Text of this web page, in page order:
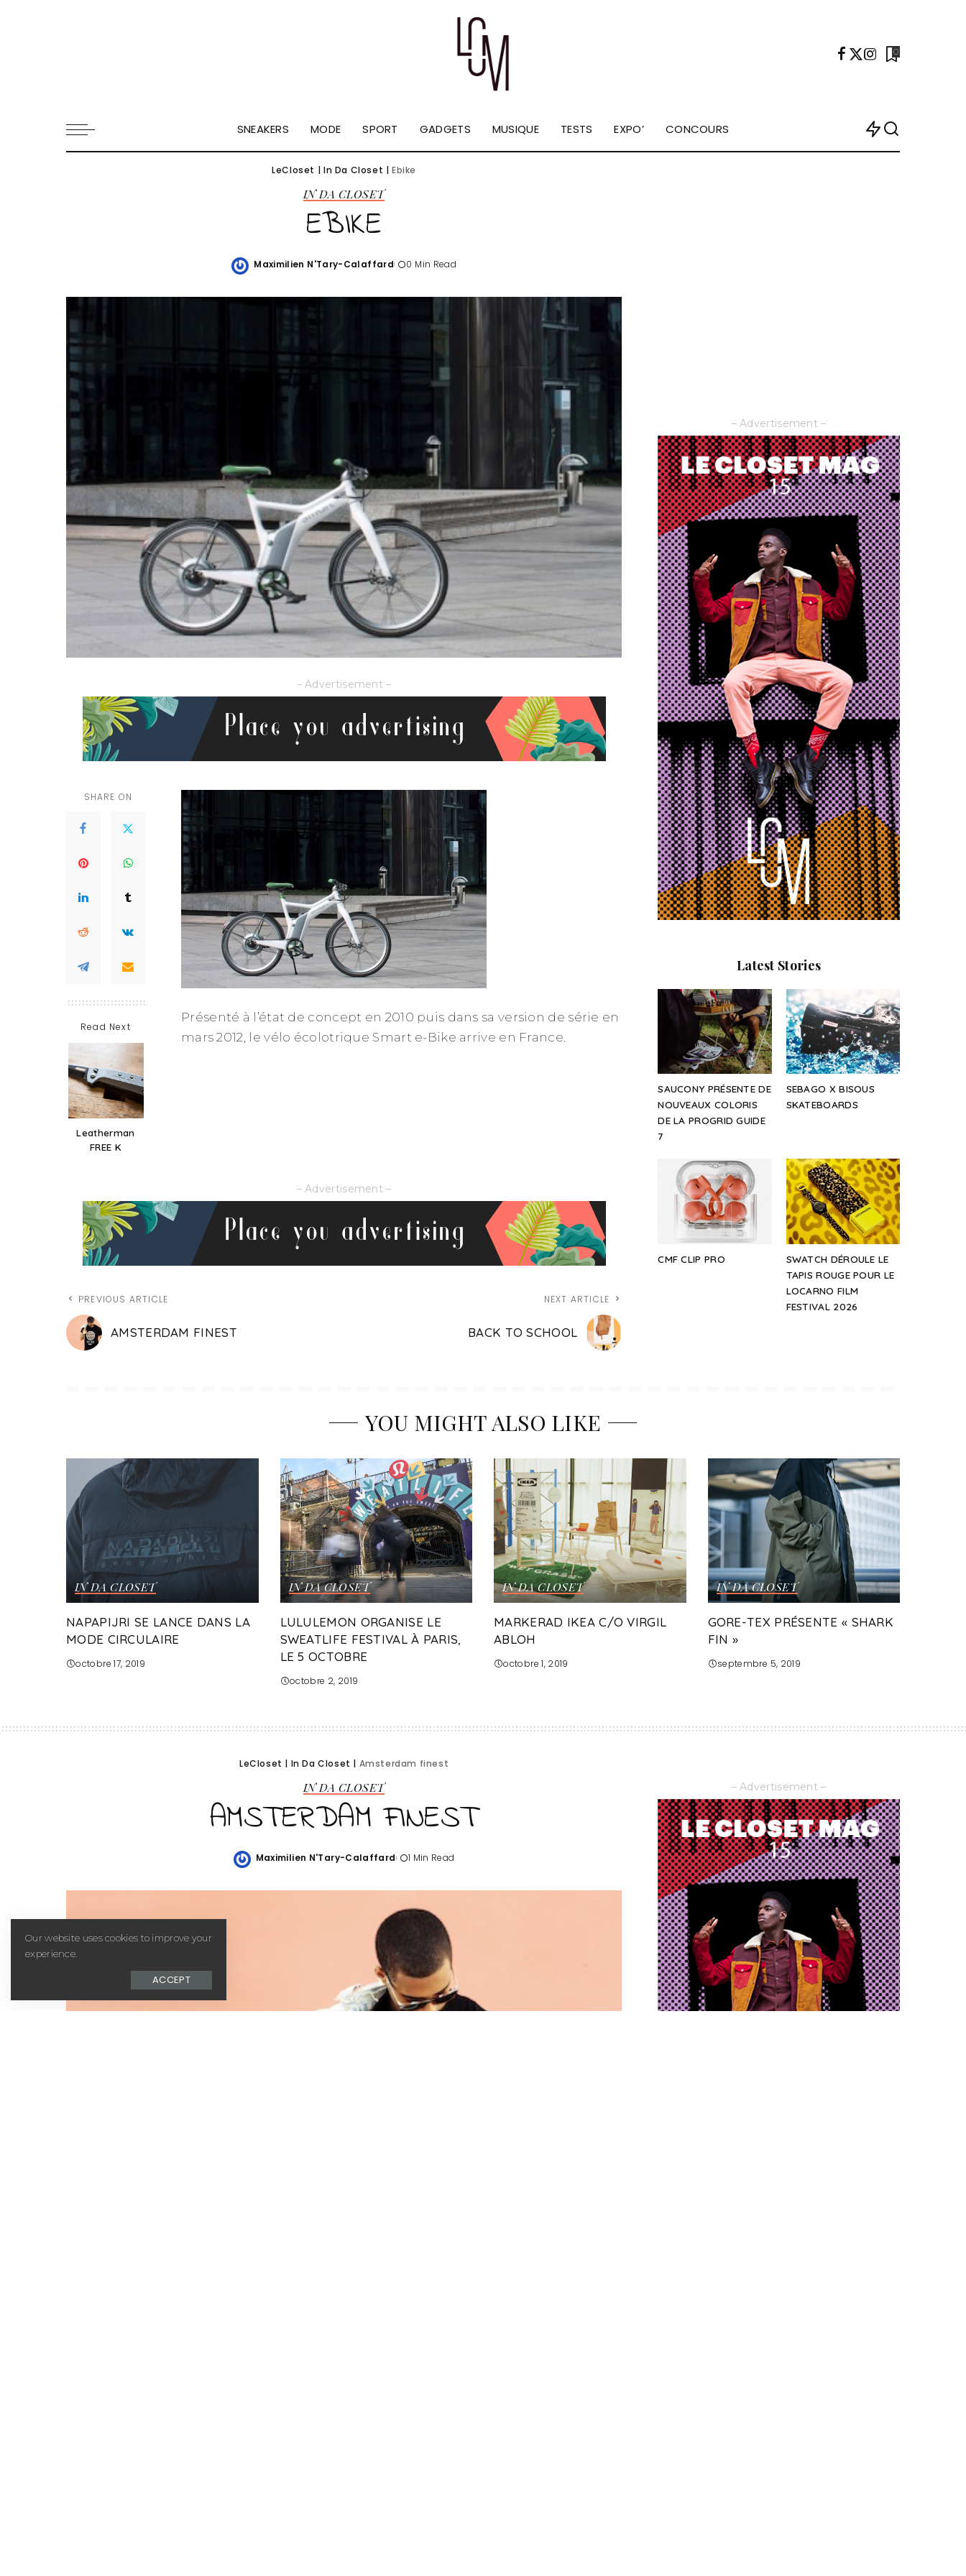
0
SNEAKERS MODE SPORT GADGETS MUSIQUE TESTS EXPO’ CONCOURS
LeCloset | In Da Closet | Ebike
IN DA CLOSET
EBIKE
Posted
Maximilien N'Tary-Calaffard 0 Min Read
– Advertisement –
SHARE ON
Read Next
Leatherman
FREE K
Présenté à l’état de concept en 2010 puis dans sa version de série en
mars 2012, le vélo écolotrique Smart e-Bike arrive en France.
– Advertisement –
PREVIOUS ARTICLE
AMSTERDAM FINEST
NEXT ARTICLE
BACK TO SCHOOL
– Advertisement –
Latest Stories
SAUCONY PRÉSENTE DE
NOUVEAUX COLORIS
DE LA PROGRID GUIDE
7
SEBAGO X BISOUS
SKATEBOARDS
CMF CLIP PRO
SWATCH DÉROULE LE
TAPIS ROUGE POUR LE
LOCARNO FILM
FESTIVAL 2026
YOU MIGHT ALSO LIKE
IN DA CLOSET
NAPAPIJRI SE LANCE DANS LA
MODE CIRCULAIRE
octobre 17, 2019
IN DA CLOSET
LULULEMON ORGANISE LE
SWEATLIFE FESTIVAL À PARIS,
LE 5 OCTOBRE
octobre 2, 2019
IN DA CLOSET
MARKERAD IKEA C/O VIRGIL
ABLOH
octobre 1, 2019
IN DA CLOSET
GORE-TEX PRÉSENTE « SHARK
FIN »
septembre 5, 2019
LeCloset | In Da Closet | Amsterdam finest
IN DA CLOSET
AMSTERDAM FINEST
Posted
Maximilien N'Tary-Calaffard 1 Min Read
– Advertisement –
Our website uses cookies to improve your
experience.
ACCEPT